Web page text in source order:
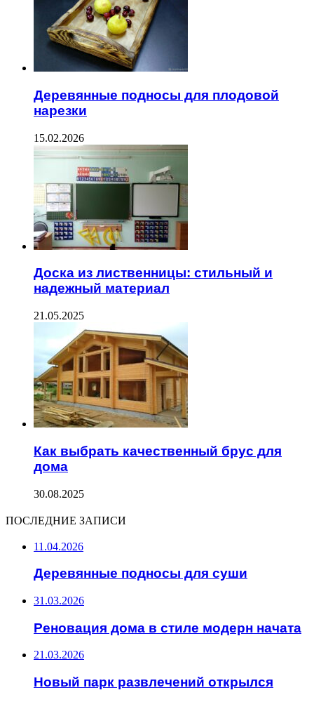
Деревянные подносы для плодовой
нарезки
15.02.2026
Доска из лиственницы: стильный и
надежный материал
21.05.2025
Как выбрать качественный брус для
дома
30.08.2025
ПОСЛЕДНИЕ ЗАПИСИ
11.04.2026
Деревянные подносы для суши
31.03.2026
Реновация дома в стиле модерн начата
21.03.2026
Новый парк развлечений открылся